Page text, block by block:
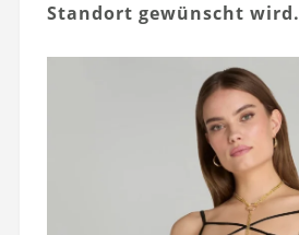
Standort gewünscht wird.